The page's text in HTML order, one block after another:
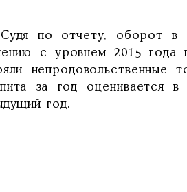
по отчету, оборот в
с уровнем 2015 года
непродовольственные
за год оценивается
год.